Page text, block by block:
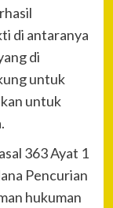
di antaranya
di
untuk
untuk
363 Ayat 1
Pencurian
hukuman